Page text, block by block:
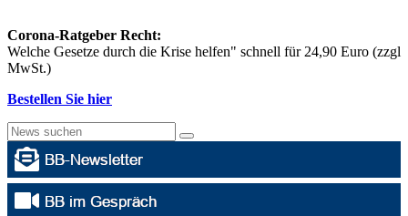
Corona-Ratgeber Recht:
Welche Gesetze durch die Krise helfen" schnell für 24,90 Euro (zzgl
MwSt.)
Bestellen Sie hier